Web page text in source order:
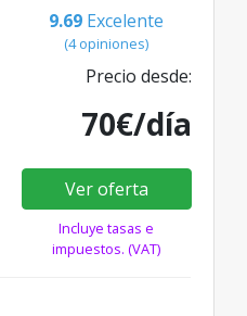
9.69 Excelente
(4 opiniones)
Precio desde:
70€/día
Ver oferta
Incluye tasas e
impuestos. (VAT)